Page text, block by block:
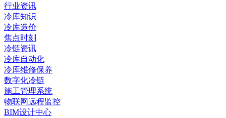
行业资讯
冷库知识
冷库造价
焦点时刻
冷链资讯
冷库自动化
冷库维修保养
数字化冷链
施工管理系统
物联网远程监控
BIM设计中心